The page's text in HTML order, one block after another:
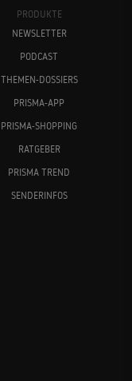
PRODUKTE
NEWSLETTER
PODCAST
THEMEN-DOSSIERS
PRISMA-APP
PRISMA-SHOPPING
RATGEBER
PRISMA TREND
SENDERINFOS